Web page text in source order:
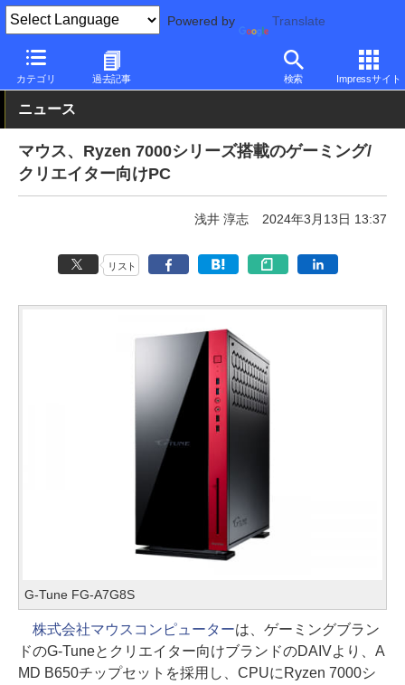
Powered by Translate
カテゴリ 過去記事 検索 Impressサイト
PC Watch パソコン/タブレット/スマートフォン ゲーミングパソ
ニュース
マウス、Ryzen 7000シリーズ搭載のゲーミング/
クリエイター向けPC
浅井 淳志 2024年3月13日 13:37
リスト
G-Tune FG-A7G8S
株式会社マウスコンピューターは、ゲーミングブラン
ドのG-Tuneとクリエイター向けブランドのDAIVより、A
MD B650チップセットを採用し、CPUにRyzen 7000シ